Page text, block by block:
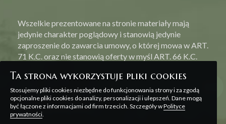
Wszelkie prezentowane na stronie materiały mają
jedynie charakter poglądowy i stanowią jedynie
zaproszenie do zawarcia umowy, o której mowa w ART.
71 K.C. oraz nie stanowią oferty w myśl ART. 66 K.C.
Polityka prywatności
Ta strona wykorzystuje pliki cookies
Stosujemy pliki cookies niezbędne do funkcjonowania strony i za zgodą
opcjonalne pliki cookies do analizy, personalizacji i ulepszeń. Dane mogą
być łączone z informacjami od firm trzecich. Szczegóły wPolityce
prywatności.